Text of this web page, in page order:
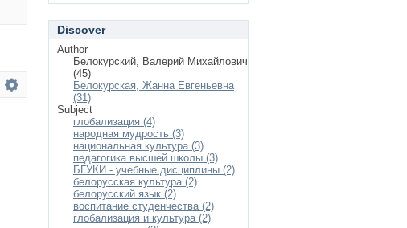
Discover
Author
Белокурский, Валерий Михайлович
(45)
Белокурская, Жанна Евгеньевна
(31)
Subject
глобализация (4)
народная мудрость (3)
национальная культура (3)
педагогика высшей школы (3)
БГУКИ - учебные дисциплины (2)
белорусская культура (2)
белорусский язык (2)
воспитание студенчества (2)
глобализация и культура (2)